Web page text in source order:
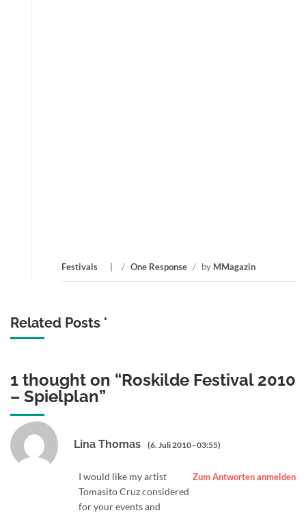
Festivals / One Response / by MMagazin
Related Posts '
1 thought on “Roskilde Festival 2010
– Spielplan”
Lina Thomas (6. Juli 2010 - 03:55)
Zum Antworten anmelden
I would like my artist
Tomasito Cruz considered
for your events and